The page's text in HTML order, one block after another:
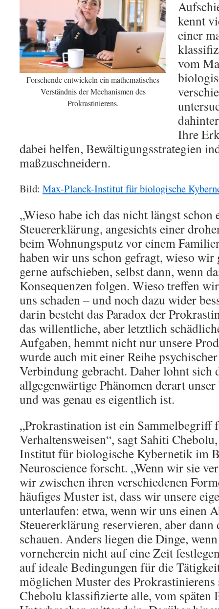
Forschende entwickeln ein mathematisches
Verständnis der Mechanismen des
Prokrastinierens.
kennt
einer
vom
Ihre
dabei helfen, Bewältigungsstrategien
maßzuschneidern.
Bild: Max-Planck-Institut für biologische
„Wieso habe ich das nicht längst
Steuererklärung, angesichts einer
beim Wohnungsputz vor einem
haben wir uns schon gefragt, wieso wir
gerne aufschieben, selbst dann, wenn
Konsequenzen folgen. Wieso treffen
uns schaden – und noch dazu wider
darin besteht das Paradox der
das willentliche, aber letztlich
Aufgaben, hemmt nicht nur unsere
wurde auch mit einer Reihe
Verbindung gebracht. Daher lohnt sich
allgegenwärtige Phänomen derart
und was genau es eigentlich ist.
„Prokrastination ist ein Sammelbegriff
Verhaltensweisen“, sagt Sahiti
Institut für biologische Kybernetik im
Neuroscience forscht. „Wenn wir sie
wir zwischen ihren verschiedenen
häufiges Muster ist, dass wir unsere
unterlaufen: etwa, wenn wir uns einen
Steuererklärung reservieren, aber
schauen. Anders liegen die Dinge,
vorneherein nicht auf eine Zeit
auf ideale Bedingungen für die
möglichen Muster des
Chebolu klassifizierte alle, vom späten